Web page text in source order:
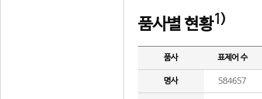
품사별 현황1)
품사 표제어 수
명사 584657